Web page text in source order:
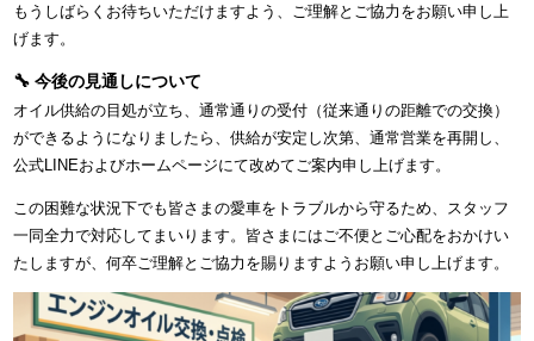
もうしばらくお待ちいただけますよう、ご理解とご協力をお願い申し上
げます。
🔧 今後の見通しについて
オイル供給の目処が立ち、通常通りの受付（従来通りの距離での交換）
ができるようになりましたら、供給が安定し次第、通常営業を再開し、
公式LINEおよびホームページにて改めてご案内申し上げます。
この困難な状況下でも皆さまの愛車をトラブルから守るため、スタッフ
一同全力で対応してまいります。皆さまにはご不便とご心配をおかけい
たしますが、何卒ご理解とご協力を賜りますようお願い申し上げます。